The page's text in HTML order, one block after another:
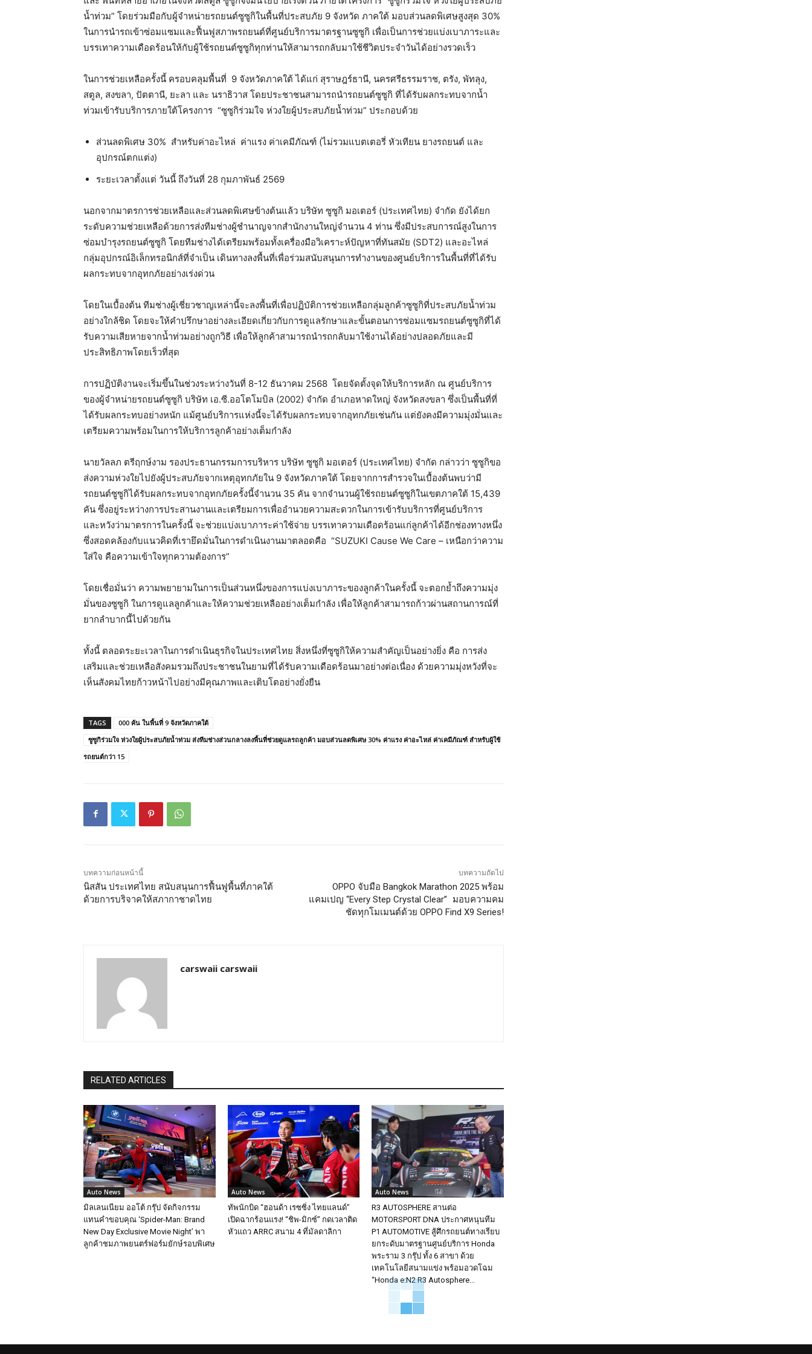
น้ำท่วม” โดยร่วมมือกับผู้จำหน่ายรถยนต์ซูซูกิในพื้นที่ประสบภัย 9 จังหวัด ภาคใต้ มอบส่วนลดพิเศษสูงสุด 30%
ในการนำรถเข้าซ่อมแซมและฟื้นฟูสภาพรถยนต์ที่ศูนย์บริการมาตรฐานซูซูกิ เพื่อเป็นการช่วยแบ่งเบาภาระและ
บรรเทาความเดือดร้อนให้กับผู้ใช้รถยนต์ซูซูกิทุกท่านให้สามารถกลับมาใช้ชีวิตประจำวันได้อย่างรวดเร็ว
ในการช่วยเหลือครั้งนี้ ครอบคลุมพื้นที่ 9 จังหวัดภาคใต้ ได้แก่ สุราษฎร์ธานี, นครศรีธรรมราช, ตรัง, พัทลุง,
สตูล, สงขลา, ปัตตานี, ยะลา และ นราธิวาส โดยประชาชนสามารถนำรถยนต์ซูซูกิ ที่ได้รับผลกระทบจากน้ำ
ท่วมเข้ารับบริการภายใต้โครงการ “ซูซูกิร่วมใจ ห่วงใยผู้ประสบภัยน้ำท่วม” ประกอบด้วย
ส่วนลดพิเศษ 30% สำหรับค่าอะไหล่ ค่าแรง ค่าเคมีภัณฑ์ (ไม่รวมแบตเตอรี่ หัวเทียน ยางรถยนต์ และ
อุปกรณ์ตกแต่ง)
ระยะเวลาตั้งแต่ วันนี้ ถึงวันที่ 28 กุมภาพันธ์ 2569
นอกจากมาตรการช่วยเหลือและส่วนลดพิเศษข้างต้นแล้ว บริษัท ซูซูกิ มอเตอร์ (ประเทศไทย) จำกัด ยังได้ยก
ระดับความช่วยเหลือด้วยการส่งทีมช่างผู้ชำนาญจากสำนักงานใหญ่จำนวน 4 ท่าน ซึ่งมีประสบการณ์สูงในการ
ซ่อมบำรุงรถยนต์ซูซูกิ โดยทีมช่างได้เตรียมพร้อมทั้งเครื่องมือวิเคราะห์ปัญหาที่ทันสมัย (SDT2) และอะไหล่
กลุ่มอุปกรณ์อิเล็กทรอนิกส์ที่จำเป็น เดินทางลงพื้นที่เพื่อร่วมสนับสนุนการทำงานของศูนย์บริการในพื้นที่ที่ได้รับ
ผลกระทบจากอุทกภัยอย่างเร่งด่วน
โดยในเบื้องต้น ทีมช่างผู้เชี่ยวชาญเหล่านี้จะลงพื้นที่เพื่อปฏิบัติการช่วยเหลือกลุ่มลูกค้าซูซูกิที่ประสบภัยน้ำท่วม
อย่างใกล้ชิด โดยจะให้คำปรึกษาอย่างละเอียดเกี่ยวกับการดูแลรักษาและขั้นตอนการซ่อมแซมรถยนต์ซูซูกิที่ได้
รับความเสียหายจากน้ำท่วมอย่างถูกวิธี เพื่อให้ลูกค้าสามารถนำรถกลับมาใช้งานได้อย่างปลอดภัยและมี
ประสิทธิภาพโดยเร็วที่สุด
การปฏิบัติงานจะเริ่มขึ้นในช่วงระหว่างวันที่ 8-12 ธันวาคม 2568 โดยจัดตั้งจุดให้บริการหลัก ณ ศูนย์บริการ
ของผู้จำหน่ายรถยนต์ซูซูกิ บริษัท เอ.ซี.ออโตโมบิล (2002) จำกัด อำเภอหาดใหญ่ จังหวัดสงขลา ซึ่งเป็นพื้นที่ที่
ได้รับผลกระทบอย่างหนัก แม้ศูนย์บริการแห่งนี้จะได้รับผลกระทบจากอุทกภัยเช่นกัน แต่ยังคงมีความมุ่งมั่นและ
เตรียมความพร้อมในการให้บริการลูกค้าอย่างเต็มกำลัง
นายวัลลภ ตรีฤกษ์งาม รองประธานกรรมการบริหาร บริษัท ซูซูกิ มอเตอร์ (ประเทศไทย) จำกัด กล่าวว่า ซูซูกิขอ
ส่งความห่วงใยไปยังผู้ประสบภัยจากเหตุอุทกภัยใน 9 จังหวัดภาคใต้ โดยจากการสำรวจในเบื้องต้นพบว่ามี
รถยนต์ซูซูกิได้รับผลกระทบจากอุทกภัยครั้งนี้จำนวน 35 คัน จากจำนวนผู้ใช้รถยนต์ซูซูกิในเขตภาคใต้ 15,439
คัน ซึ่งอยู่ระหว่างการประสานงานและเตรียมการเพื่ออำนวยความสะดวกในการเข้ารับบริการที่ศูนย์บริการ
และหวังว่ามาตรการในครั้งนี้ จะช่วยแบ่งเบาภาระค่าใช้จ่าย บรรเทาความเดือดร้อนแก่ลูกค้าได้อีกช่องทางหนึ่ง
ซึ่งสอดคล้องกับแนวคิดที่เรายึดมั่นในการดำเนินงานมาตลอดคือ “SUZUKI Cause We Care – เหนือกว่าความ
ใส่ใจ คือความเข้าใจทุกความต้องการ”
โดยเชื่อมั่นว่า ความพยายามในการเป็นส่วนหนึ่งของการแบ่งเบาภาระของลูกค้าในครั้งนี้ จะตอกย้ำถึงความมุ่ง
มั่นของซูซูกิ ในการดูแลลูกค้าและให้ความช่วยเหลืออย่างเต็มกำลัง เพื่อให้ลูกค้าสามารถก้าวผ่านสถานการณ์ที่
ยากลำบากนี้ไปด้วยกัน
ทั้งนี้ ตลอดระยะเวลาในการดำเนินธุรกิจในประเทศไทย สิ่งหนึ่งที่ซูซูกิให้ความสำคัญเป็นอย่างยิ่ง คือ การส่ง
เสริมและช่วยเหลือสังคมรวมถึงประชาชนในยามที่ได้รับความเดือดร้อนมาอย่างต่อเนื่อง ด้วยความมุ่งหวังที่จะ
เห็นสังคมไทยก้าวหน้าไปอย่างมีคุณภาพและเติบโตอย่างยั่งยืน
TAGS
000 คัน ในพื้นที่ 9 จังหวัดภาคใต้
ซูซูกิร่วมใจ ห่วงใยผู้ประสบภัยน้ำท่วม ส่งทีมช่างส่วนกลางลงพื้นที่ช่วยดูแลรถลูกค้า มอบส่วนลดพิเศษ 30% ค่าแรง ค่าอะไหล่ ค่าเคมีภัณฑ์ สำหรับผู้ใช้
รถยนต์กว่า 15
บทความก่อนหน้านี้
นิสสัน ประเทศไทย สนับสนุนการฟื้นฟูพื้นที่ภาคใต้
ด้วยการบริจาคให้สภากาชาดไทย
บทความถัดไป
OPPO จับมือ Bangkok Marathon 2025 พร้อม
แคมเปญ “Every Step Crystal Clear” มอบความคม
ชัดทุกโมเมนต์ด้วย OPPO Find X9 Series!
carswaii carswaii
RELATED ARTICLES
Auto News
มิลเลนเนียม ออโต้ กรุ๊ป จัดกิจกรรม
แทนคำขอบคุณ ‘Spider-Man: Brand
New Day Exclusive Movie Night’ พา
ลูกค้าชมภาพยนตร์ฟอร์มยักษ์รอบพิเศษ
Auto News
ทัพนักบิด “ฮอนด้า เรซซิ่ง ไทยแลนด์”
เปิดฉากร้อนแรง! “ชิพ-มิกซ์” กดเวลาติด
หัวแถว ARRC สนาม 4 ที่มัลดาลิกา
Auto News
R3 AUTOSPHERE สานต่อ
MOTORSPORT DNA ประกาศหนุนทีม
P1 AUTOMOTIVE สู้ศึกรถยนต์ทางเรียบ
ยกระดับมาตรฐานศูนย์บริการ Honda
พระราม 3 กรุ๊ป ทั้ง 6 สาขา ด้วย
เทคโนโลยีสนามแข่ง พร้อมอวดโฉม
“Honda e:N2 R3 Autosphere...